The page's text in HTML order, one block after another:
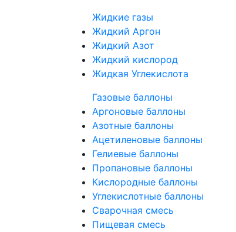
Жидкие газы
Жидкий Аргон
Жидкий Азот
Жидкий кислород
Жидкая Углекислота
Газовые баллоны
Аргоновые баллоны
Азотные баллоны
Ацетиленовые баллоны
Гелиевые баллоны
Пропановые баллоны
Кислородные баллоны
Углекислотные баллоны
Сварочная смесь
Пищевая смесь